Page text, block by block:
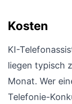
Kosten
KI-
liegen typisch
Monat. Wer
Telefonie-